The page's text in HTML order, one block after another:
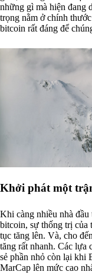
những gì mà hiện đang
trọng nằm ở chính
bitcoin rất đáng để
Khởi phát một
Khi càng nhiều nhà
bitcoin, sự thống trị của
tục tăng lên. Và, cho
tăng rất nhanh. Các lựa
sẻ phần nhỏ còn lại khi
MarCap lên mức cao